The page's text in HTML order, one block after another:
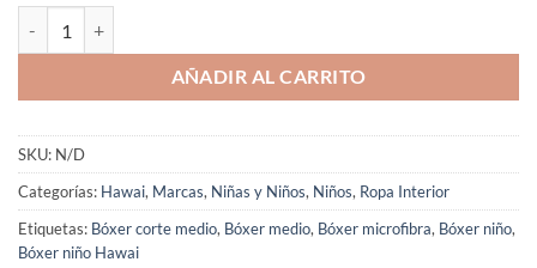
AÑADIR AL CARRITO
SKU: N/D
Categorías: Hawai, Marcas, Niñas y Niños, Niños, Ropa Interior
Etiquetas: Bóxer corte medio, Bóxer medio, Bóxer microfibra, Bóxer niño,
Bóxer niño Hawai